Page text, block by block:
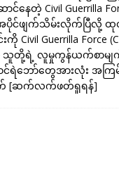
င်နေတဲ့ Civil Guerrilla
အပိုင်ဖျက်သိမ်းလိုက်ပြီလို့
းကို Civil Guerrilla
ာ သူတို့ရဲ့ လူမှုကွန်ယက်စာမျ
ရဲဘော်တွေအားလုံး အက
[ဆက်လက်ဖတ်ရှုရန်]